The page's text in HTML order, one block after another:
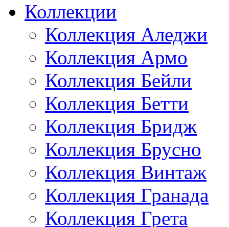
Коллекции
Коллекция Аледжи
Коллекция Армо
Коллекция Бейли
Коллекция Бетти
Коллекция Бридж
Коллекция Брусно
Коллекция Винтаж
Коллекция Гранада
Коллекция Грета